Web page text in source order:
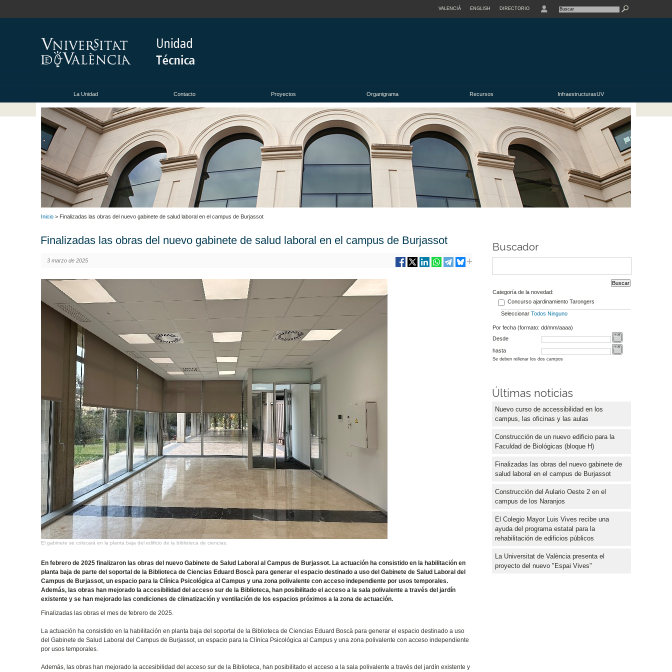
VALENCIÀ ENGLISH DIRECTORIO
La Unidad Contacto Proyectos Organigrama Recursos InfraestructurasUV
Inicio > Finalizadas las obras del nuevo gabinete de salud laboral en el campus de Burjassot
Finalizadas las obras del nuevo gabinete de salud laboral en el campus de Burjassot
3 marzo de 2025
El gabinete se colocará en la planta baja del edificio de la biblioteca de ciencias.
En febrero de 2025 finalizaron las obras del nuevo Gabinete de Salud Laboral al Campus de Burjassot. La actuación ha consistido en la habilitación en
planta baja de parte del soportal de la Biblioteca de Ciencias Eduard Boscà para generar el espacio destinado a uso del Gabinete de Salud Laboral del
Campus de Burjassot, un espacio para la Clínica Psicológica al Campus y una zona polivalente con acceso independiente por usos temporales.
Además, las obras han mejorado la accesibilidad del acceso sur de la Biblioteca, han posibilitado el acceso a la sala polivalente a través del jardín
existente y se han mejorado las condiciones de climatización y ventilación de los espacios próximos a la zona de actuación.
Finalizadas las obras el mes de febrero de 2025.
La actuación ha consistido en la habilitación en planta baja del soportal de la Biblioteca de Ciencias Eduard Boscà para generar el espacio destinado a uso
del Gabinete de Salud Laboral del Campus de Burjassot, un espacio para la Clínica Psicológica al Campus y una zona polivalente con acceso independiente
por usos temporales.
Además, las obras han mejorado la accesibilidad del acceso sur de la Biblioteca, han posibilitado el acceso a la sala polivalente a través del jardín existente y
Buscador
Categoría de la novedad:
Concurso ajardinamiento Tarongers
Seleccionar Todos Ninguno
Por fecha (formato: dd/mm/aaaa)
Desde
hasta
Se deben rellenar los dos campos
Últimas noticias
Nuevo curso de accessibilidad en los
campus, las oficinas y las aulas
Construcción de un nuevo edificio para la
Faculdad de Biológicas (bloque H)
Finalizadas las obras del nuevo gabinete de
salud laboral en el campus de Burjassot
Construcción del Aulario Oeste 2 en el
campus de los Naranjos
El Colegio Mayor Luis Vives recibe una
ayuda del programa estatal para la
rehabilitación de edificios públicos
La Universitat de València presenta el
proyecto del nuevo "Espai Vives"